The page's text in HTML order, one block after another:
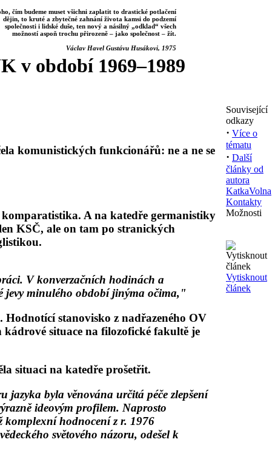
čím budeme muset všichni zaplatit to drastické potlačení
dějin, to kruté a zbytečné zahnání života kamsi do podzemí
společnosti i lidské duše, ten nový a násilný „odklad“ všech
možností aspoň trochu přirozeně – jako společnost – žít.
Václav Havel Gustávu Husákovi, 1975
v období 1969–1989
komunistických funkcionářů: ne a ne se
A na katedře germanistiky
KSČ, ale on tam po stranických
V konverzačních hodinách a
jevy minulého období jinýma očima,"
Hodnotící stanovisko z nadřazeného OV
situace na filozofické fakultě je
situaci na katedře prošetřit.
jazyka byla věnována určitá péče zlepšení
ideovým profilem. Naprosto
komplexní hodnocení z r. 1976
světového názoru, odešel k
Související
odkazy
· Více o
tématu
· Další
články od
autora
KatkaVolna
Kontakty
Možnosti
Vytisknout
článek